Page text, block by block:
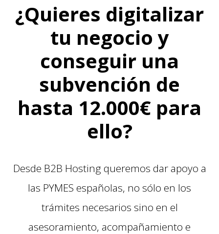
¿Quieres digitalizar
tu negocio y
conseguir una
subvención de
hasta 12.000€ para
ello?
Desde B2B Hosting queremos dar apoyo a
las PYMES españolas, no sólo en los
trámites necesarios sino en el
asesoramiento, acompañamiento e